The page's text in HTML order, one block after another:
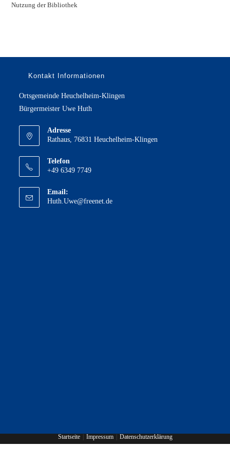
Nutzung der Bibliothek
Kontakt Informationen
Ortsgemeinde Heuchelheim-Klingen
Bürgermeister Uwe Huth
Adresse
Rathaus, 76831 Heuchelheim-Klingen
Telefon
+49 6349 7749
Email:
Huth.Uwe@freenet.deOpens
Startseite Impressum Datenschutzerklärung